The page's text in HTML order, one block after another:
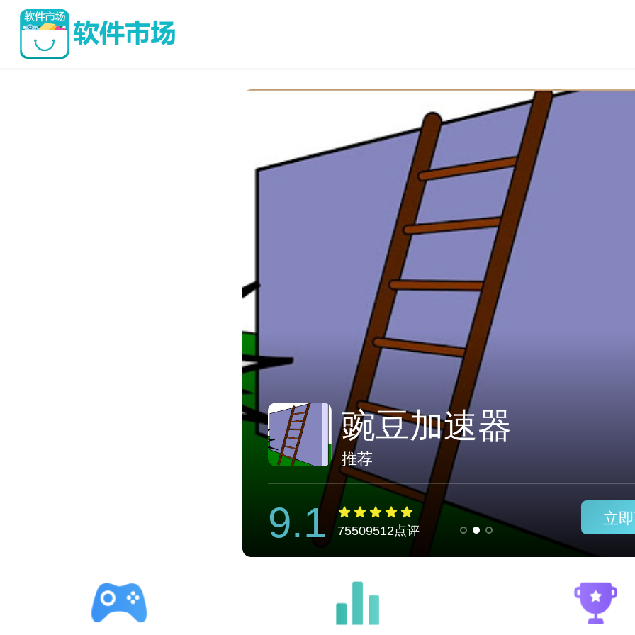
国外好用的加速器
推荐
9.1 75509512点评
立